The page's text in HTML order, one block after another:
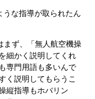
な指導が取られたん
まず、「無人航空機操
細かく説明してくれ
専門用語も多いんで
く説明してもらうこ
縦指導もホバリン